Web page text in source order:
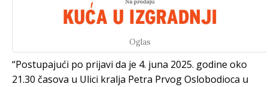
Oglas
“Postupajući po prijavi da je 4. juna 2025. godine oko
21.30 časova u Ulici kralja Petra Prvog Oslobodioca u